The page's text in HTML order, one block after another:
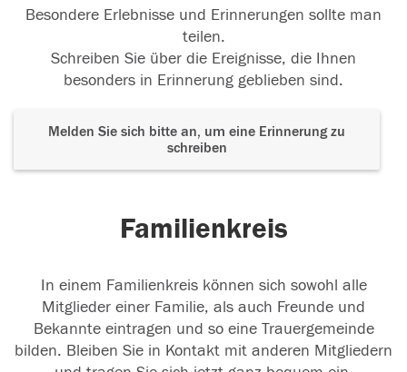
Besondere Erlebnisse und Erinnerungen sollte man
teilen.
Schreiben Sie über die Ereignisse, die Ihnen
besonders in Erinnerung geblieben sind.
Melden Sie sich bitte an, um eine Erinnerung zu
schreiben
Familienkreis
In einem Familienkreis können sich sowohl alle
Mitglieder einer Familie, als auch Freunde und
Bekannte eintragen und so eine Trauergemeinde
bilden. Bleiben Sie in Kontakt mit anderen Mitgliedern